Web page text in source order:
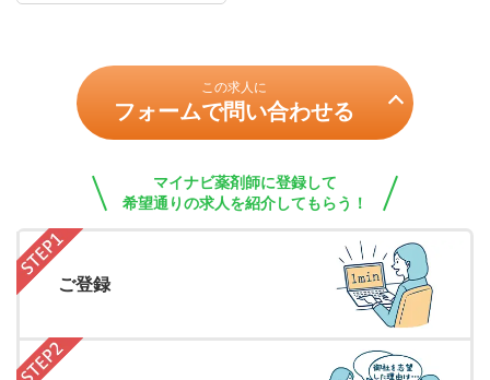
この求人に
フォームで問い合わせる
マイナビ薬剤師に登録して
希望通りの求人を紹介してもらう！
ご登録